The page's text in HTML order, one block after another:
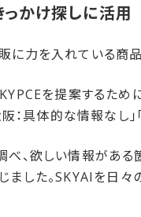
っかけ探しに​活用
に力を入れている商品
を提案するため
：具体的な情報なし
べ、欲しい情報があ
ました。SKYAIを日